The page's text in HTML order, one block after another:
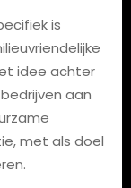
is
idee achter
aan
met als doel